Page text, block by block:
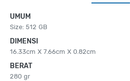
UMUM
Size: 512 GB
DIMENSI
16.33cm X 7.66cm X 0.82cm
BERAT
280 gr